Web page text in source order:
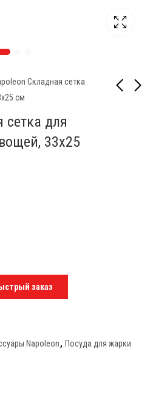
Складная сетка
см
сетка для
33х25
Napoleon Сковорода
перфорированная
Napoleon
Светодиодный фонарь
заказ
Napoleon, Посуда для жарки